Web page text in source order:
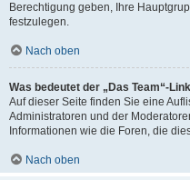
Berechtigung geben, Ihre
festzulegen.
Nach oben
Was bedeutet der „Das Team“-
Auf dieser Seite finden Sie eine
Administratoren und der
Informationen wie die Foren, die
Nach oben